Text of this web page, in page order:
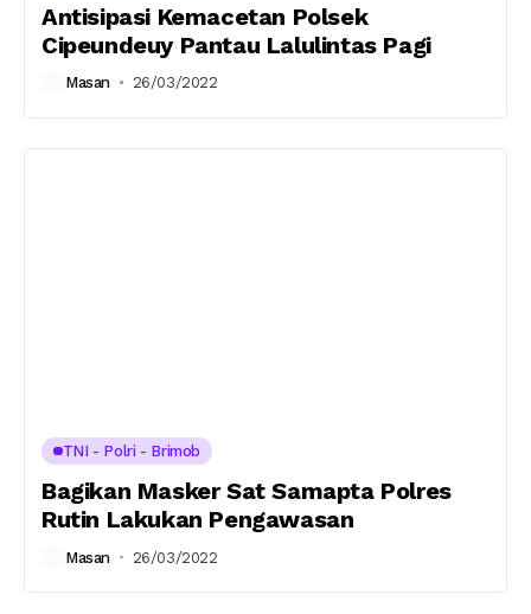
Antisipasi Kemacetan Polsek
Cipeundeuy Pantau Lalulintas Pagi
Masan 26/03/2022
TNI - Polri - Brimob
Bagikan Masker Sat Samapta Polres
Rutin Lakukan Pengawasan
Masan 26/03/2022